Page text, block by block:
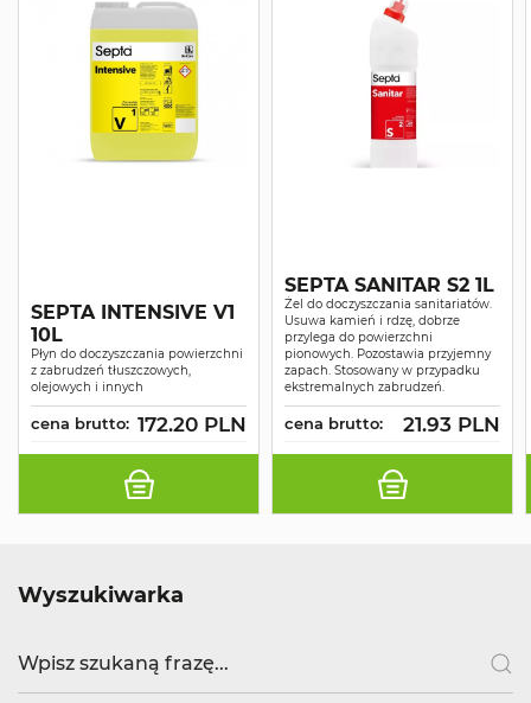
SEPTA INTENSIVE V1
10L
Płyn do doczyszczania powierzchni
z zabrudzeń tłuszczowych,
olejowych i innych
cena brutto: 172.20 PLN
SEPTA SANITAR S2 1L
Żel do doczyszczania sanitariatów.
Usuwa kamień i rdzę, dobrze
przylega do powierzchni
pionowych. Pozostawia przyjemny
zapach. Stosowany w przypadku
ekstremalnych zabrudzeń.
cena brutto: 21.93 PLN
Wyszukiwarka